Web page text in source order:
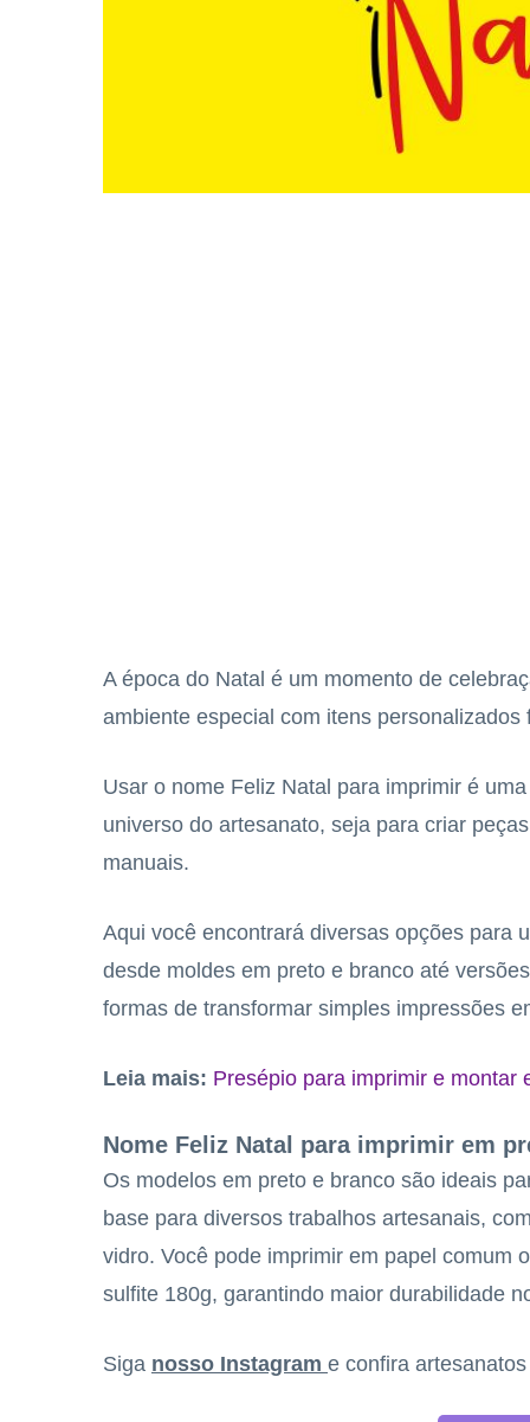
A época do Natal é um momento de
ambiente especial com itens
Usar o nome Feliz Natal para imprimir é
universo do artesanato, seja para criar
manuais.
Aqui você encontrará diversas opções para
desde moldes em preto e branco até
formas de transformar simples impressões
Leia mais: Presépio para imprimir e montar
Nome Feliz Natal para imprimir em
Os modelos em preto e branco são ideais
base para diversos trabalhos artesanais,
vidro. Você pode imprimir em papel comum
sulfite 180g, garantindo maior durabilidade
Siga nosso Instagram e confira